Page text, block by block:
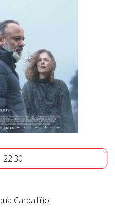
22:30
Carballiño